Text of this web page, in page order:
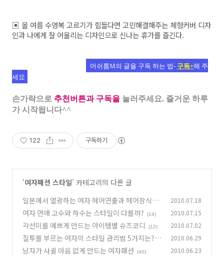
▣ 올 여름 수영복 고르기가 힘들다면 고민해결해주는 체형커버 디자
인과 나에게 잘 어울리는 디자인으로 신나는 휴가를 즐긴다.
머쉬룸M의 글을 구독 하는 법- 구독+해 주
세요
손가락으로 추천버튼과 구독을 눌러주세요. 즐거운 하루
가 시작됩니다^^
122 구독하기
'여자패션 스타일' 카테고리의 다른 글
일본에서 열광하는 여자 헤어연출과 헤어장식
은?
(28)
2010.07.18
여자 연애 고수와 하수는 스타일이 다를까? (14) 2010.07.15
각선미를 예쁘게 만드는 아이템별 슈즈코디 (12) 2010.07.02
질투를 부르는 여자의 스타일 관리법 5가지는?
(22)
2010.06.29
남자가 사귈 마음 없게 만드는 여자패션 (40) 2010.06.23